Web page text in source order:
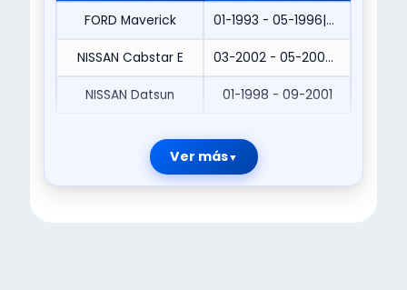
FORD Maverick 01-1993 - 05-1996|05-1996 - 03-1998|06-1996 - 11-1998
NISSAN Cabstar E 03-2002 - 05-2004|09-2000 - 03-2004
NISSAN Datsun 01-1998 - 09-2001
Ver más